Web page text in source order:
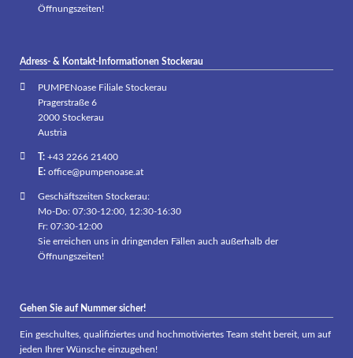
Öffnungszeiten!
Adress- & Kontakt-Informationen Stockerau
PUMPENoase Filiale Stockerau
Pragerstraße 6
2000 Stockerau
Austria
T:+43 2266 21400
E: office@pumpenoase.at
Geschäftszeiten Stockerau:
Mo-Do: 07:30-12:00, 12:30-16:30
Fr: 07:30-12:00
Sie erreichen uns in dringenden Fällen auch außerhalb der
Öffnungszeiten!
Gehen Sie auf Nummer sicher!
Ein geschultes, qualifiziertes und hochmotiviertes Team steht bereit, um auf
jeden Ihrer Wünsche einzugehen!